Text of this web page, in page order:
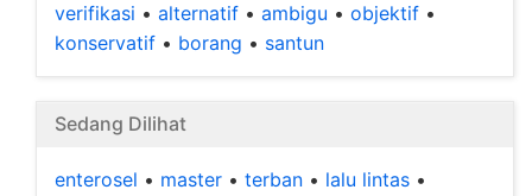
verifikasi • alternatif • ambigu • objektif •
konservatif • borang • santun
Sedang Dilihat
enterosel • master • terban • lalu lintas •